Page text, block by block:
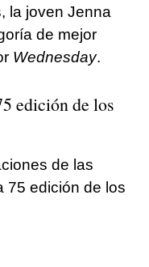
la joven Jenna
de mejor
Wednesday.
edición de los
de las
75 edición de los